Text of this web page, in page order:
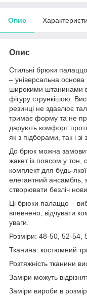
Опис
Опис
Стильні брюки
– універсальна основа
широкими штанинами
фігуру стрункішою.
резинці не здавлює
тримає форму та не
дарують комфорт
як з підборами, так і зі
До брюк можна
жакет із поясом у
комплект для будь-
елегантний ансамбль,
створювати безліч
Ці брюки палаццо –
впевнено, відчувати
уваги.
Розміри: 48-50, 52-54,
Тканина: костюмний
Розтяжність тканини
Заміри можуть
Заміри вироби в